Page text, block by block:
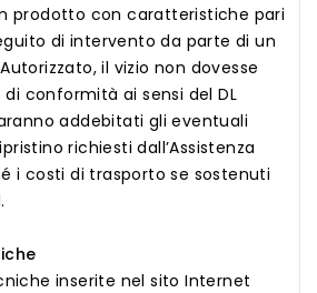
prodotto con caratteristiche pari
di intervento da parte di un
il vizio non dovesse
conformità ai sensi del DL
addebitati gli eventuali
richiesti dall’Assistenza
i costi di trasporto se sostenuti
inserite nel sito Internet